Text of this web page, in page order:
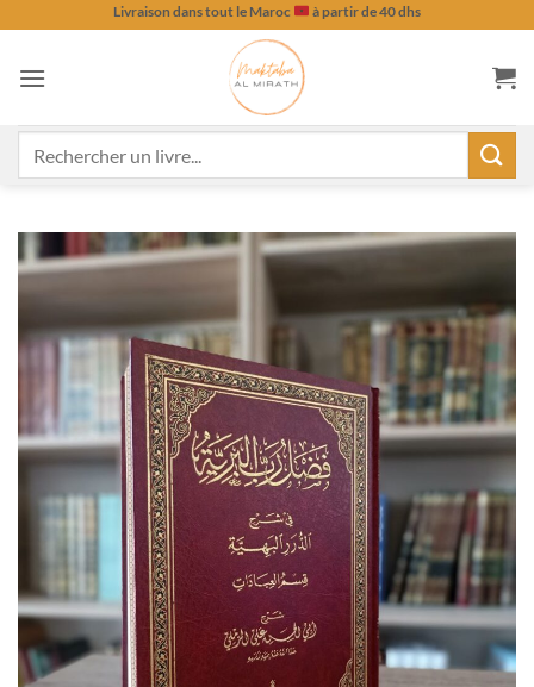
contenu
Livraison dans tout le Maroc à partir de 40 dhs